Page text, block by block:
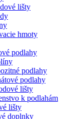
lišty
hmoty
podlahy
podlahy
podlahy
lišty
k podlahám
lišty
doplnky